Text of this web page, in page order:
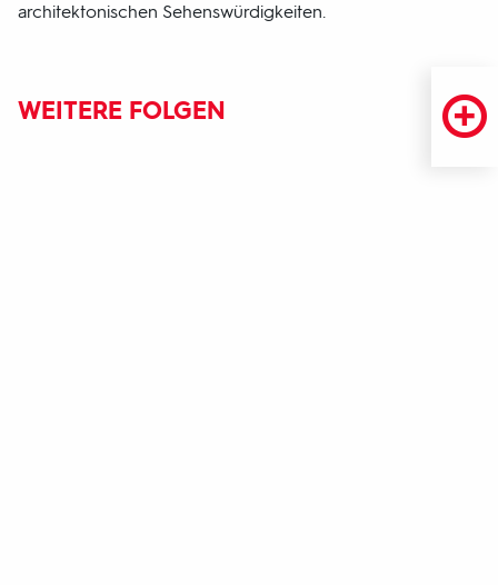
architektonischen Sehenswürdigkeiten.
WEITERE FOLGEN